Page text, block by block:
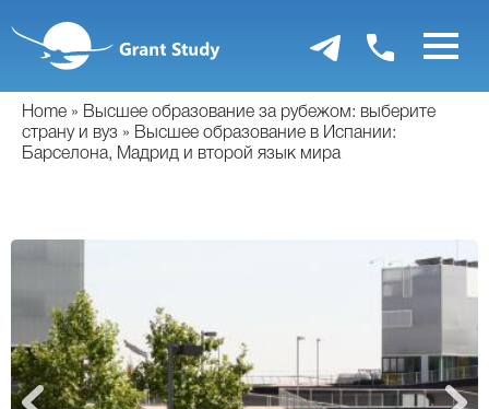
основному
содержанию
Home
Высшее образование за рубежом: выберите
страну и вуз
Высшее образование в Испании:
Барселона, Мадрид и второй язык мира